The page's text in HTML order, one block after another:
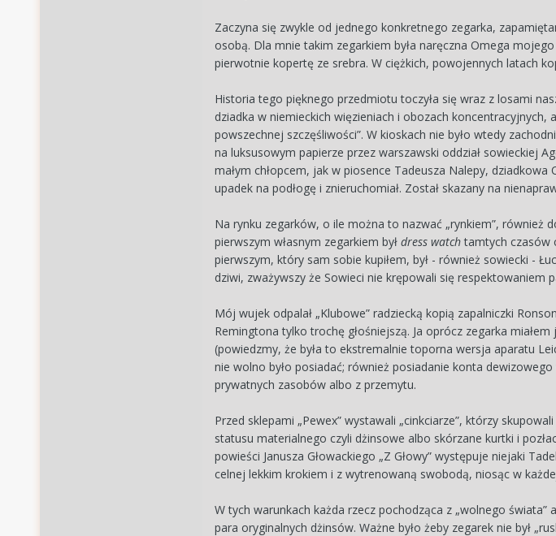
Zaczyna się zwykle od jednego konkretnego zegarka,
osobą. Dla mnie takim zegarkiem była naręczna Omega
pierwotnie kopertę ze srebra. W ciężkich, powojennych latach
Historia tego pięknego przedmiotu toczyła się wraz z losami
dziadka w niemieckich więzieniach i obozach
powszechnej szczęśliwości”. W kioskach nie było wtedy
na luksusowym papierze przez warszawski oddział sowieckiej
małym chłopcem, jak w piosence Tadeusza Nalepy,
upadek na podłogę i znieruchomiał. Został skazany na
Na rynku zegarków, o ile można to nazwać „rynkiem”, również
pierwszym własnym zegarkiem był dress watchtamtych czasów
pierwszym, który sam sobie kupiłem, był - również sowiecki -
dziwi, zważywszy że Sowieci nie krępowali się
Mój wujek odpalał „Klubowe” radziecką kopią zapalniczki
Remingtona tylko trochę głośniejszą. Ja oprócz zegarka
(powiedzmy, że była to ekstremalnie toporna wersja aparatu
nie wolno było posiadać; również posiadanie konta
prywatnych zasobów albo z przemytu.
Przed sklepami „Pewex” wystawali „cinkciarze”, którzy
statusu materialnego czyli dżinsowe albo skórzane kurtki i
powieści Janusza Głowackiego „Z Głowy” występuje niejaki
celnej lekkim krokiem i z wytrenowaną swobodą, niosąc w
W tych warunkach każda rzecz pochodząca z „wolnego
para oryginalnych dżinsów. Ważne było żeby zegarek nie był